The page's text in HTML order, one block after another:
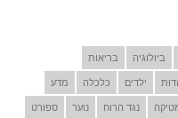
ביולוגיה בריאות
ילדים כלכלה מדע
נגד הרוח נוער ספורט